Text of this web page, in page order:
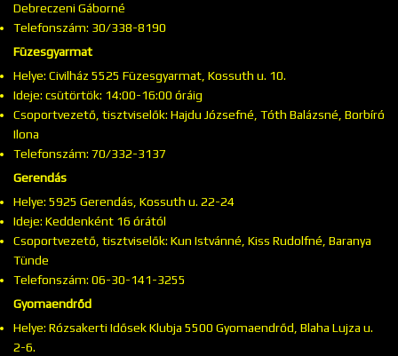
Debreczeni Gáborné
Telefonszám: 30/338-8190
Füzesgyarmat
Helye: Civilház 5525 Füzesgyarmat, Kossuth u. 10.
Ideje: csütörtök: 14:00-16:00 óráig
Csoportvezető, tisztviselők: Hajdu Józsefné, Tóth Balázsné, Borbíró
Ilona
Telefonszám: 70/332-3137
Gerendás
Helye: 5925 Gerendás, Kossuth u. 22-24
Ideje: Keddenként 16 órától
Csoportvezető, tisztviselők: Kun Istvánné, Kiss Rudolfné, Baranya
Tünde
Telefonszám: 06-30-141-3255
Gyomaendrőd
Helye: Rózsakerti Idősek Klubja 5500 Gyomaendrőd, Blaha Lujza u.
2-6.